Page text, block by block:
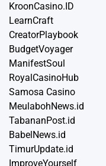
KroonCasino.ID
LearnCraft
CreatorPlaybook
BudgetVoyager
ManifestSoul
RoyalCasinoHub
Samosa Casino
MeulabohNews.id
TabananPost.id
BabelNews.id
TimurUpdate.id
ImproveYourself